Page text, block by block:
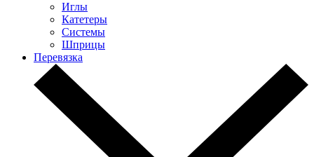
Иглы
Катетеры
Системы
Шприцы
Перевязка